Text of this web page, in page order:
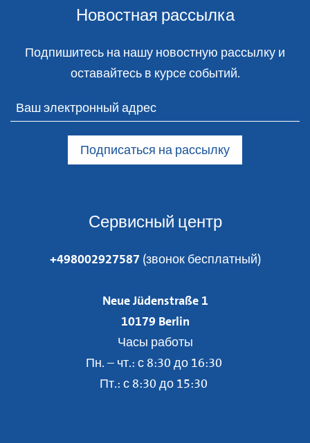
Новостная рассылка
Подпишитесь на нашу новостную рассылку и
оставайтесь в курсе событий.
Сервисный центр
+498002927587 (звонок бесплатный)
Neue Jüdenstraße 1
10179 Berlin
Часы работы
Пн. – чт.: с 8:30 до 16:30
Пт.: с 8:30 до 15:30